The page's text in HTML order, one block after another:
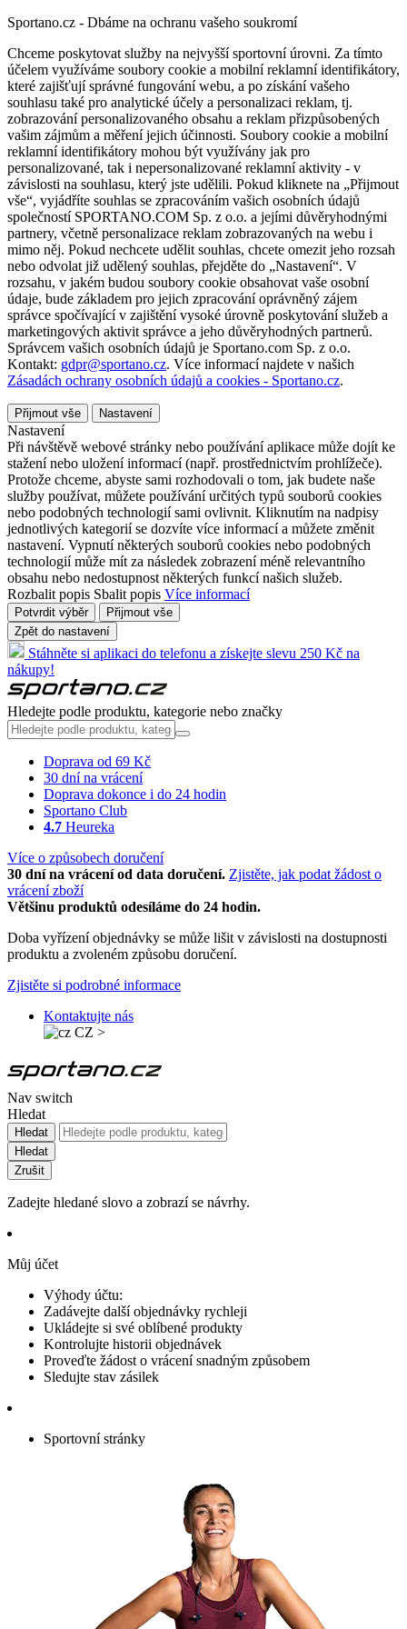
Sportano.cz - Dbáme na ochranu vašeho soukromí
Chceme poskytovat služby na nejvyšší sportovní úrovni. Za tímto
účelem využíváme soubory cookie a mobilní reklamní identifikátory,
které zajišťují správné fungování webu, a po získání vašeho
souhlasu také pro analytické účely a personalizaci reklam, tj.
zobrazování personalizovaného obsahu a reklam přizpůsobených
vašim zájmům a měření jejich účinnosti. Soubory cookie a mobilní
reklamní identifikátory mohou být využívány jak pro
personalizované, tak i nepersonalizované reklamní aktivity - v
závislosti na souhlasu, který jste udělili. Pokud kliknete na „Přijmout
vše“, vyjádříte souhlas se zpracováním vašich osobních údajů
společností SPORTANO.COM Sp. z o.o. a jejími důvěryhodnými
partnery, včetně personalizace reklam zobrazovaných na webu i
mimo něj. Pokud nechcete udělit souhlas, chcete omezit jeho rozsah
nebo odvolat již udělený souhlas, přejděte do „Nastavení“. V
rozsahu, v jakém budou soubory cookie obsahovat vaše osobní
údaje, bude základem pro jejich zpracování oprávněný zájem
správce spočívající v zajištění vysoké úrovně poskytování služeb a
marketingových aktivit správce a jeho důvěryhodných partnerů.
Správcem vašich osobních údajů je Sportano.com Sp. z o.o.
Kontakt: gdpr@sportano.cz. Více informací najdete v našich
Zásadách ochrany osobních údajů a cookies - Sportano.cz.
Přijmout vše Nastavení
Nastavení
Při návštěvě webové stránky nebo používání aplikace může dojít ke
stažení nebo uložení informací (např. prostřednictvím prohlížeče).
Protože chceme, abyste sami rozhodovali o tom, jak budete naše
služby používat, můžete používání určitých typů souborů cookies
nebo podobných technologií sami ovlivnit. Kliknutím na nadpisy
jednotlivých kategorií se dozvíte více informací a můžete změnit
nastavení. Vypnutí některých souborů cookies nebo podobných
technologií může mít za následek zobrazení méně relevantního
obsahu nebo nedostupnost některých funkcí našich služeb.
Rozbalit popis Sbalit popis Více informací
Potvrdit výběr
Přijmout vše
Zpět do nastavení
Stáhněte si aplikaci do telefonu a získejte slevu 250 Kč na
nákupy!
Hledejte podle produktu, kategorie nebo značky
Doprava od 69 Kč
30 dní na vrácení
Doprava dokonce i do 24 hodin
Sportano Club
4.7 Heureka
Více o způsobech doručení
30 dní na vrácení od data doručení. Zjistěte, jak podat žádost o
vrácení zboží
Většinu produktů odesíláme do 24 hodin.
Doba vyřízení objednávky se může lišit v závislosti na dostupnosti
produktu a zvoleném způsobu doručení.
Zjistěte si podrobné informace
Kontaktujte nás
CZ >
Nav switch
Hledat
Hledat
Hledat
Zrušit
Zadejte hledané slovo a zobrazí se návrhy.
Můj účet
Výhody účtu:
Zadávejte další objednávky rychleji
Ukládejte si své oblíbené produkty
Kontrolujte historii objednávek
Proveďte žádost o vrácení snadným způsobem
Sledujte stav zásilek
Sportovní stránky